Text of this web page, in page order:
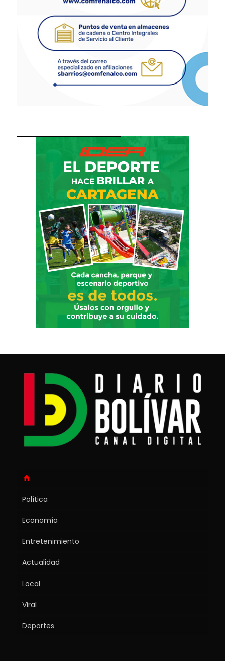
Política
Economía
Entretenimiento
Actualidad
Local
Viral
Deportes